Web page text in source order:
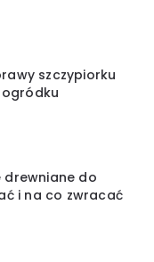
szczypiorku
drewniane do
i na co zwracać